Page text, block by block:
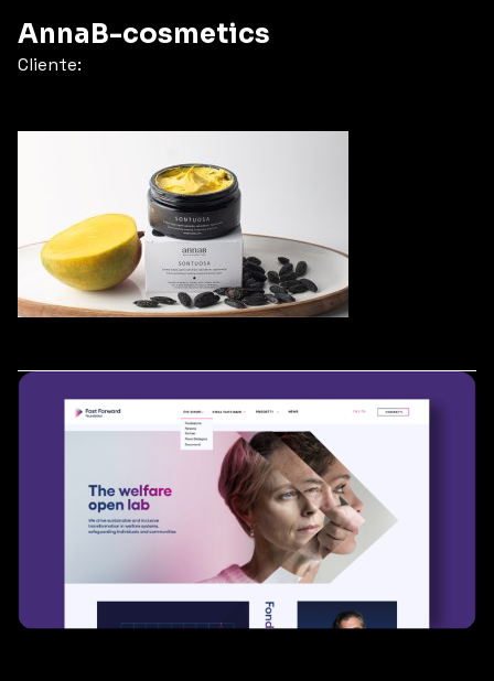
AnnaB-cosmetics
Cliente: